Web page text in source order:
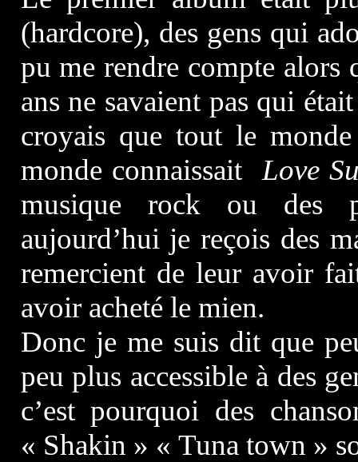
(hardcore), des gens qui
pu me rendre compte alors
ans ne savaient pas qui
croyais que tout le
monde connaissait Love
musique rock ou des
aujourd’hui je reçois des
remercient de leur avoir
avoir acheté le mien.
Donc je me suis dit que
peu plus accessible à des
c’est pourquoi des
« Shakin » « Tuna town »